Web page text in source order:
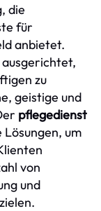
die
für
anbietet.
zu
geistige und
pflegedienst
um
von
und